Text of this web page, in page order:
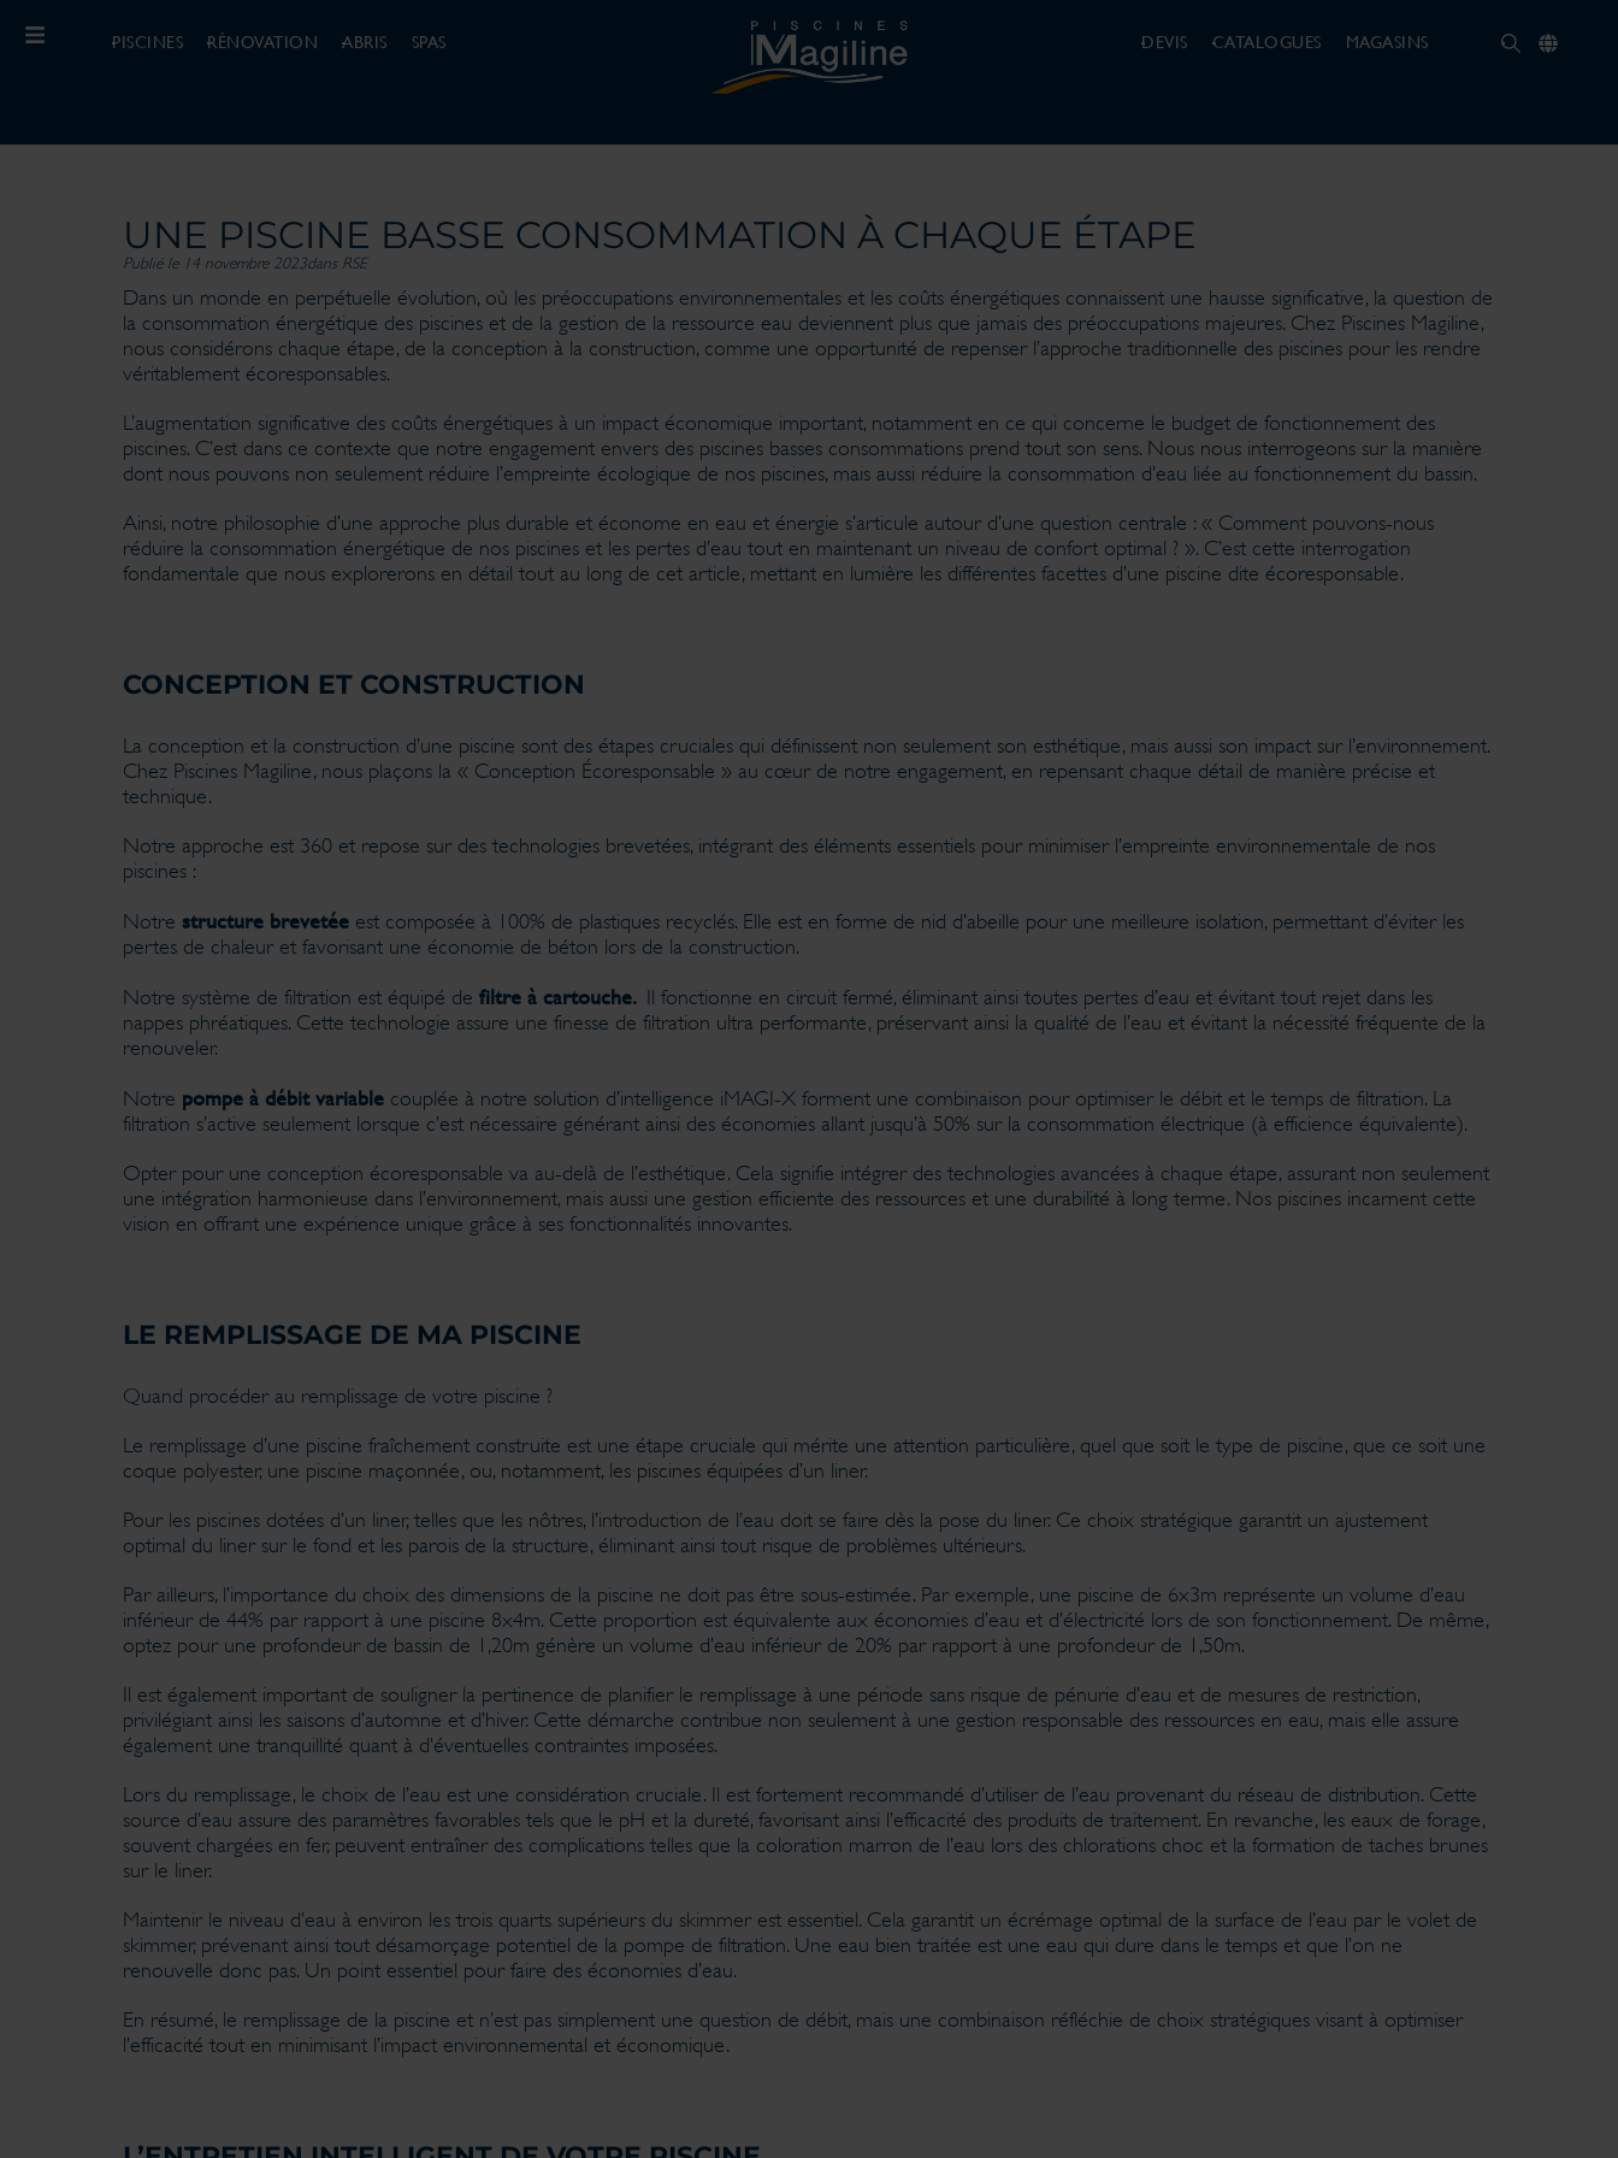
PISCINES RÉNOVATION ABRIS SPAS DEVIS CATALOGUES MAGASINS
UNE PISCINE BASSE CONSOMMATION À CHAQUE ÉTAPE
Publié le 14 novembre 2023dans RSE
Dans un monde en perpétuelle évolution, où les préoccupations environnementales et les coûts énergétiques connaissent une hausse significative, la question de
la consommation énergétique des piscines et de la gestion de la ressource eau deviennent plus que jamais des préoccupations majeures. Chez Piscines Magiline,
nous considérons chaque étape, de la conception à la construction, comme une opportunité de repenser l’approche traditionnelle des piscines pour les rendre
véritablement écoresponsables.
L’augmentation significative des coûts énergétiques à un impact économique important, notamment en ce qui concerne le budget de fonctionnement des
piscines. C’est dans ce contexte que notre engagement envers des piscines basses consommations prend tout son sens. Nous nous interrogeons sur la manière
dont nous pouvons non seulement réduire l’empreinte écologique de nos piscines, mais aussi réduire la consommation d’eau liée au fonctionnement du bassin.
Ainsi, notre philosophie d’une approche plus durable et économe en eau et énergie s’articule autour d’une question centrale : « Comment pouvons-nous
réduire la consommation énergétique de nos piscines et les pertes d’eau tout en maintenant un niveau de confort optimal ? ». C’est cette interrogation
fondamentale que nous explorerons en détail tout au long de cet article, mettant en lumière les différentes facettes d’une piscine dite écoresponsable.
CONCEPTION ET CONSTRUCTION
La conception et la construction d’une piscine sont des étapes cruciales qui définissent non seulement son esthétique, mais aussi son impact sur l’environnement.
Chez Piscines Magiline, nous plaçons la « Conception Écoresponsable » au cœur de notre engagement, en repensant chaque détail de manière précise et
technique.
Notre approche est 360 et repose sur des technologies brevetées, intégrant des éléments essentiels pour minimiser l’empreinte environnementale de nos
piscines :
Notre structure brevetée est composée à 100% de plastiques recyclés. Elle est en forme de nid d’abeille pour une meilleure isolation, permettant d’éviter les
pertes de chaleur et favorisant une économie de béton lors de la construction.
Notre système de filtration est équipé de filtre à cartouche. Il fonctionne en circuit fermé, éliminant ainsi toutes pertes d’eau et évitant tout rejet dans les
nappes phréatiques. Cette technologie assure une finesse de filtration ultra performante, préservant ainsi la qualité de l’eau et évitant la nécessité fréquente de la
renouveler.
Notre pompe à débit variable couplée à notre solution d’intelligence iMAGI-X forment une combinaison pour optimiser le débit et le temps de filtration. La
filtration s’active seulement lorsque c’est nécessaire générant ainsi des économies allant jusqu’à 50% sur la consommation électrique (à efficience équivalente).
Opter pour une conception écoresponsable va au-delà de l’esthétique. Cela signifie intégrer des technologies avancées à chaque étape, assurant non seulement
une intégration harmonieuse dans l’environnement, mais aussi une gestion efficiente des ressources et une durabilité à long terme. Nos piscines incarnent cette
vision en offrant une expérience unique grâce à ses fonctionnalités innovantes.
LE REMPLISSAGE DE MA PISCINE
Quand procéder au remplissage de votre piscine ?
Le remplissage d’une piscine fraîchement construite est une étape cruciale qui mérite une attention particulière, quel que soit le type de piscine, que ce soit une
coque polyester, une piscine maçonnée, ou, notamment, les piscines équipées d’un liner.
Pour les piscines dotées d’un liner, telles que les nôtres, l’introduction de l’eau doit se faire dès la pose du liner. Ce choix stratégique garantit un ajustement
optimal du liner sur le fond et les parois de la structure, éliminant ainsi tout risque de problèmes ultérieurs.
Par ailleurs, l’importance du choix des dimensions de la piscine ne doit pas être sous-estimée. Par exemple, une piscine de 6x3m représente un volume d’eau
inférieur de 44% par rapport à une piscine 8x4m. Cette proportion est équivalente aux économies d’eau et d’électricité lors de son fonctionnement. De même,
optez pour une profondeur de bassin de 1,20m génère un volume d’eau inférieur de 20% par rapport à une profondeur de 1,50m.
Il est également important de souligner la pertinence de planifier le remplissage à une période sans risque de pénurie d’eau et de mesures de restriction,
privilégiant ainsi les saisons d’automne et d’hiver. Cette démarche contribue non seulement à une gestion responsable des ressources en eau, mais elle assure
également une tranquillité quant à d’éventuelles contraintes imposées.
Lors du remplissage, le choix de l’eau est une considération cruciale. Il est fortement recommandé d’utiliser de l’eau provenant du réseau de distribution. Cette
source d’eau assure des paramètres favorables tels que le pH et la dureté, favorisant ainsi l’efficacité des produits de traitement. En revanche, les eaux de forage,
souvent chargées en fer, peuvent entraîner des complications telles que la coloration marron de l’eau lors des chlorations choc et la formation de taches brunes
sur le liner.
Maintenir le niveau d’eau à environ les trois quarts supérieurs du skimmer est essentiel. Cela garantit un écrémage optimal de la surface de l’eau par le volet de
skimmer, prévenant ainsi tout désamorçage potentiel de la pompe de filtration. Une eau bien traitée est une eau qui dure dans le temps et que l’on ne
renouvelle donc pas. Un point essentiel pour faire des économies d’eau.
En résumé, le remplissage de la piscine et n’est pas simplement une question de débit, mais une combinaison réfléchie de choix stratégiques visant à optimiser
l’efficacité tout en minimisant l’impact environnemental et économique.